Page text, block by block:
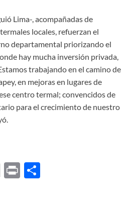
Lima-, acompañadas de
locales, refuerzan el
departamental priorizando el
hay mucha inversión privada,
trabajando en el camino de
en mejoras en lugares de
centro termal; convencidos de
para el crecimiento de nuestro
X
P